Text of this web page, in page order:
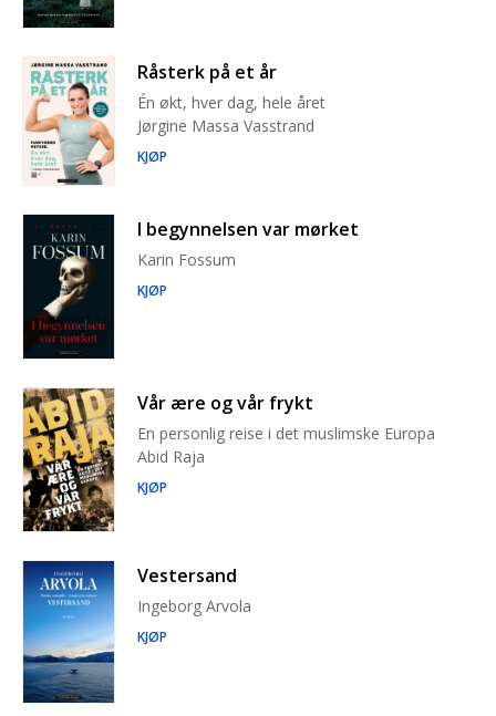
Råsterk på et år
Én økt, hver dag, hele året
Jørgine Massa Vasstrand
KJØP
I begynnelsen var mørket
Karin Fossum
KJØP
Vår ære og vår frykt
En personlig reise i det muslimske Europa
Abid Raja
KJØP
Vestersand
Ingeborg Arvola
KJØP